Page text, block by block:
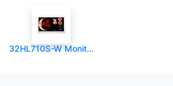
32HL710S-W Monitor Quirúrgico 32" 8MP